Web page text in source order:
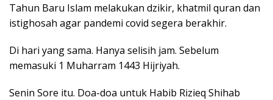
Tahun Baru Islam melakukan dzikir, khatmil quran dan
istighosah agar pandemi covid segera berakhir.
Di hari yang sama. Hanya selisih jam. Sebelum
memasuki 1 Muharram 1443 Hijriyah.
Senin Sore itu. Doa-doa untuk Habib Rizieq Shihab